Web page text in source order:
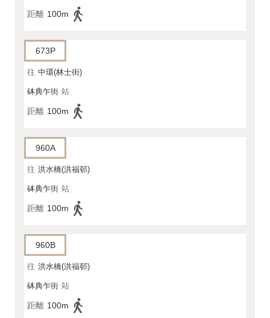
距離 100m
673P
往 中環(林士街)
砵典乍街 站
距離 100m
960A
往 洪水橋(洪福邨)
砵典乍街 站
距離 100m
960B
往 洪水橋(洪福邨)
砵典乍街 站
距離 100m